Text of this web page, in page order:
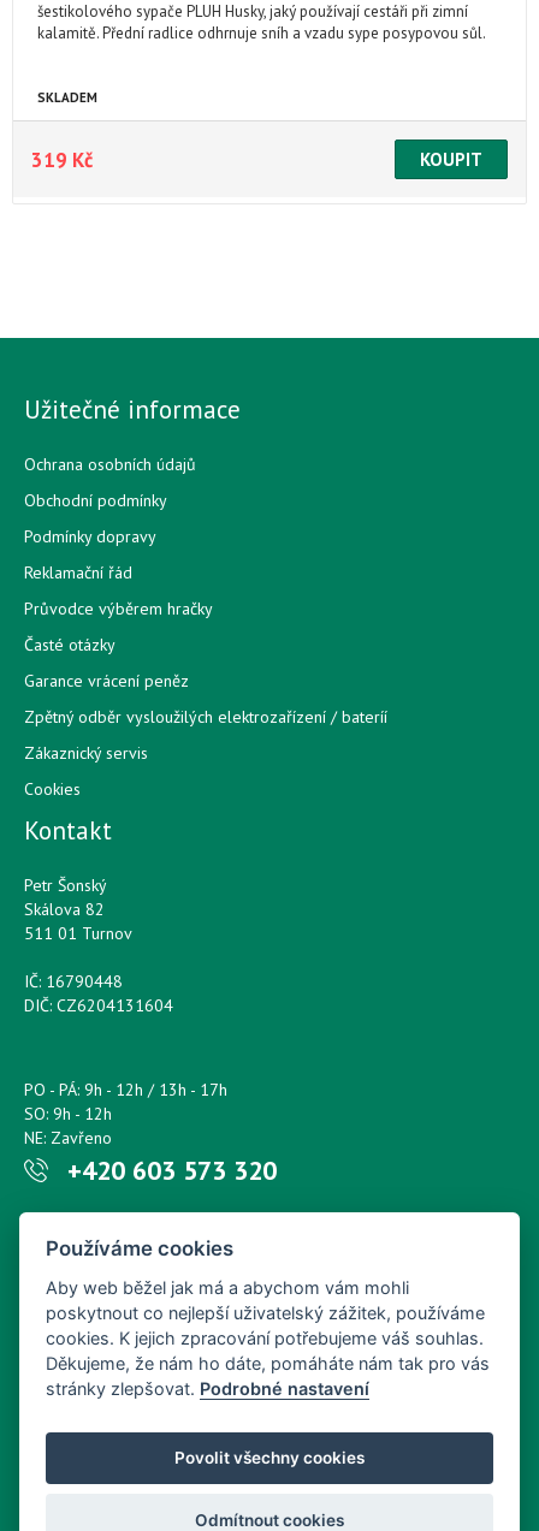
šestikolového sypače PLUH Husky, jaký používají cestáři při zimní
kalamitě. Přední radlice odhrnuje sníh a vzadu sype posypovou sůl.
SKLADEM
319 Kč
Užitečné informace
Ochrana osobních údajů
Obchodní podmínky
Podmínky dopravy
Reklamační řád
Průvodce výběrem hračky
Časté otázky
Garance vrácení peněz
Zpětný odběr vysloužilých elektrozařízení / bateríí
Zákaznický servis
Cookies
Kontakt
Petr Šonský
Skálova 82
511 01 Turnov
IČ: 16790448
DIČ: CZ6204131604
PO - PÁ: 9h - 12h / 13h - 17h
SO: 9h - 12h
NE: Zavřeno
+420 603 573 320
petr.sonsky@centrum.cz
Copyright © Nový Web s.r.o. 2026
Používáme cookies
Aby web běžel jak má a abychom vám mohli
poskytnout co nejlepší uživatelský zážitek, používáme
cookies. K jejich zpracování potřebujeme váš souhlas.
Děkujeme, že nám ho dáte, pomáháte nám tak pro vás
stránky zlepšovat. Podrobné nastavení
Povolit všechny cookies
Odmítnout cookies